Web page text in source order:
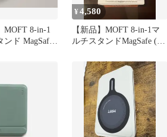
MOFT 8-in-1
ド MagSafe
¥4,580
【新品】MOFT 8-in-1マ
ルチスタンドMagSafe (サ